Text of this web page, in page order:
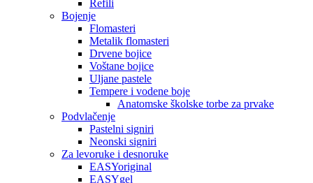
Refili
Bojenje
Flomasteri
Metalik flomasteri
Drvene bojice
Voštane bojice
Uljane pastele
Tempere i vodene boje
Anatomske školske torbe za prvake
Podvlačenje
Pastelni signiri
Neonski signiri
Za levoruke i desnoruke
EASYoriginal
EASYgel